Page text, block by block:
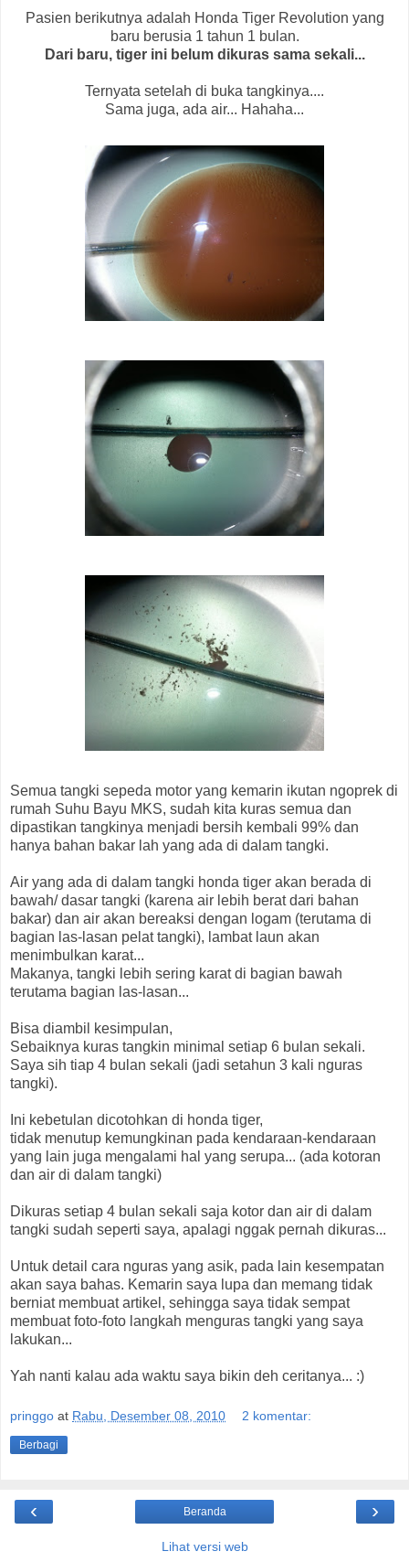
Pasien berikutnya adalah Honda Tiger Revolution yang
baru berusia 1 tahun 1 bulan.
Dari baru, tiger ini belum dikuras sama sekali...
Ternyata setelah di buka tangkinya....
Sama juga, ada air... Hahaha...
Semua tangki sepeda motor yang kemarin ikutan ngoprek di
rumah Suhu Bayu MKS, sudah kita kuras semua dan
dipastikan tangkinya menjadi bersih kembali 99% dan
hanya bahan bakar lah yang ada di dalam tangki.
Air yang ada di dalam tangki honda tiger akan berada di
bawah/ dasar tangki (karena air lebih berat dari bahan
bakar) dan air akan bereaksi dengan logam (terutama di
bagian las-lasan pelat tangki), lambat laun akan
menimbulkan karat...
Makanya, tangki lebih sering karat di bagian bawah
terutama bagian las-lasan...
Bisa diambil kesimpulan,
Sebaiknya kuras tangkin minimal setiap 6 bulan sekali.
Saya sih tiap 4 bulan sekali (jadi setahun 3 kali nguras
tangki).
Ini kebetulan dicotohkan di honda tiger,
tidak menutup kemungkinan pada kendaraan-kendaraan
yang lain juga mengalami hal yang serupa... (ada kotoran
dan air di dalam tangki)
Dikuras setiap 4 bulan sekali saja kotor dan air di dalam
tangki sudah seperti saya, apalagi nggak pernah dikuras...
Untuk detail cara nguras yang asik, pada lain kesempatan
akan saya bahas. Kemarin saya lupa dan memang tidak
berniat membuat artikel, sehingga saya tidak sempat
membuat foto-foto langkah menguras tangki yang saya
lakukan...
Yah nanti kalau ada waktu saya bikin deh ceritanya... :)
pringgo at Rabu, Desember 08, 2010 2 komentar:
Berbagi
‹ ›
Beranda
Lihat versi web